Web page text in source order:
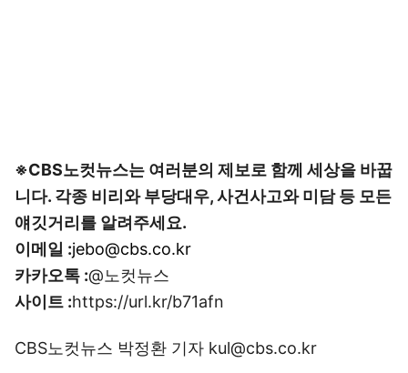
※CBS노컷뉴스는 여러분의 제보로 함께 세상을 바꿉
니다. 각종 비리와 부당대우, 사건사고와 미담 등 모든
얘깃거리를 알려주세요.
이메일 :jebo@cbs.co.kr
카카오톡 :@노컷뉴스
사이트 :https://url.kr/b71afn
CBS노컷뉴스 박정환 기자 kul@cbs.co.kr